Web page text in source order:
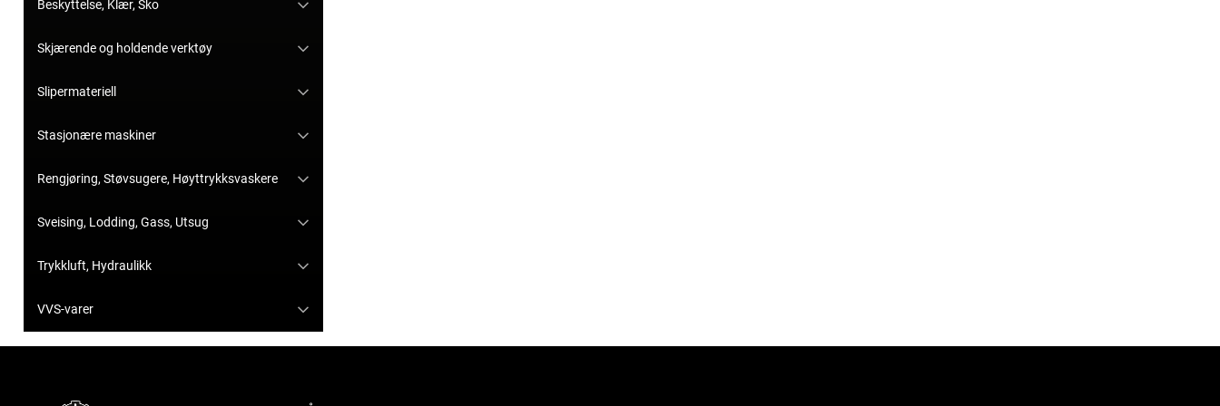
Beskyttelse, Klær, Sko
Skjærende og holdende verktøy
Slipermateriell
Stasjonære maskiner
Rengjøring, Støvsugere, Høyttrykksvaskere
Sveising, Lodding, Gass, Utsug
Trykkluft, Hydraulikk
VVS-varer